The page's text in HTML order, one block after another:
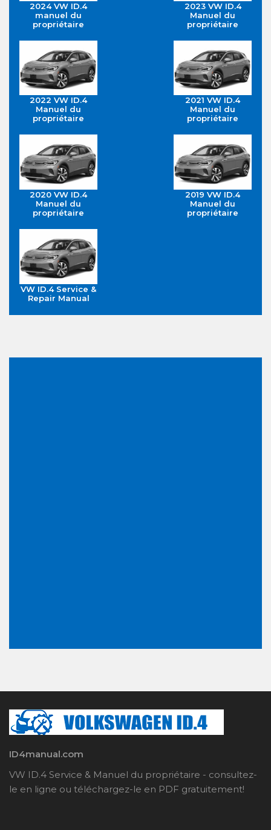
2024 VW ID.4
manuel du
propriétaire
2023 VW ID.4
Manuel du
propriétaire
2022 VW ID.4
Manuel du
propriétaire
2021 VW ID.4
Manuel du
propriétaire
2020 VW ID.4
Manuel du
propriétaire
2019 VW ID.4
Manuel du
propriétaire
VW ID.4 Service &
Repair Manual
ID4manual.com
VW ID.4 Service & Manuel du propriétaire - consultez-
le en ligne ou téléchargez-le en PDF gratuitement!